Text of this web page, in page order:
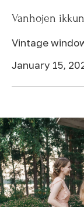
Vanhojen
Vintage
January 15,